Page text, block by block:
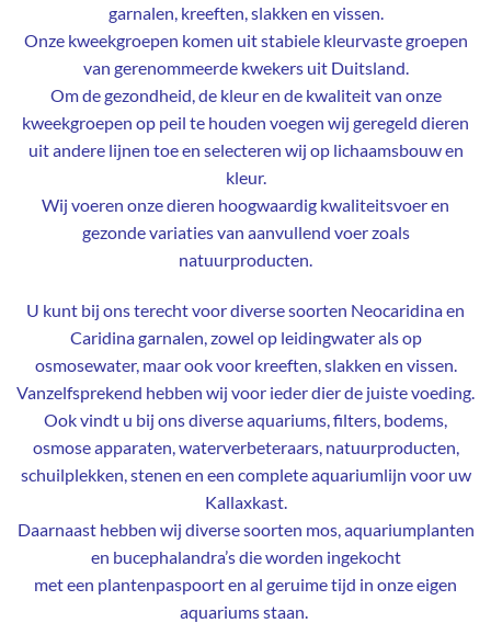
garnalen, kreeften, slakken en vissen.
Onze kweekgroepen komen uit stabiele kleurvaste groepen
van gerenommeerde kwekers uit Duitsland.
Om de gezondheid, de kleur en de kwaliteit van onze
kweekgroepen op peil te houden voegen wij geregeld dieren
uit andere lijnen toe en selecteren wij op lichaamsbouw en
kleur.
Wij voeren onze dieren hoogwaardig kwaliteitsvoer en
gezonde variaties van aanvullend voer zoals
natuurproducten.
U kunt bij ons terecht voor diverse soorten Neocaridina en
Caridina garnalen, zowel op leidingwater als op
osmosewater, maar ook voor kreeften, slakken en vissen.
Vanzelfsprekend hebben wij voor ieder dier de juiste voeding.
Ook vindt u bij ons diverse aquariums, filters, bodems,
osmose apparaten, waterverbeteraars, natuurproducten,
schuilplekken, stenen en een complete aquariumlijn voor uw
Kallaxkast.
Daarnaast hebben wij diverse soorten mos, aquariumplanten
en bucephalandra’s die worden ingekocht
met een plantenpaspoort en al geruime tijd in onze eigen
aquariums staan.